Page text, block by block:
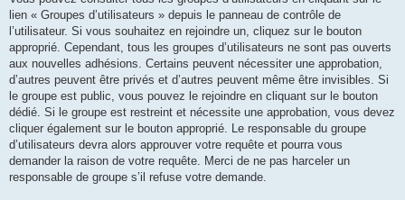
lien « Groupes d’utilisateurs » depuis le panneau de contrôle de
l’utilisateur. Si vous souhaitez en rejoindre un, cliquez sur le bouton
approprié. Cependant, tous les groupes d’utilisateurs ne sont pas ouverts
aux nouvelles adhésions. Certains peuvent nécessiter une approbation,
d’autres peuvent être privés et d’autres peuvent même être invisibles. Si
le groupe est public, vous pouvez le rejoindre en cliquant sur le bouton
dédié. Si le groupe est restreint et nécessite une approbation, vous devez
cliquer également sur le bouton approprié. Le responsable du groupe
d’utilisateurs devra alors approuver votre requête et pourra vous
demander la raison de votre requête. Merci de ne pas harceler un
responsable de groupe s’il refuse votre demande.